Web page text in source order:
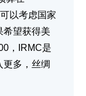
以考虑国家
希望获得美
，IRMC是
更多，丝绸